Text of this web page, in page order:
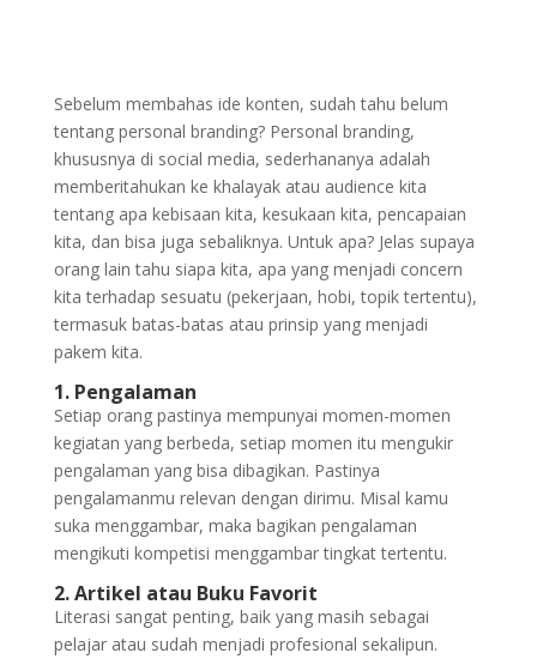
Sebelum membahas ide konten, sudah tahu belum
tentang personal branding? Personal branding,
khususnya di social media, sederhananya adalah
memberitahukan ke khalayak atau audience kita
tentang apa kebisaan kita, kesukaan kita, pencapaian
kita, dan bisa juga sebaliknya. Untuk apa? Jelas supaya
orang lain tahu siapa kita, apa yang menjadi concern
kita terhadap sesuatu (pekerjaan, hobi, topik tertentu),
termasuk batas-batas atau prinsip yang menjadi
pakem kita.
1. Pengalaman
Setiap orang pastinya mempunyai momen-momen
kegiatan yang berbeda, setiap momen itu mengukir
pengalaman yang bisa dibagikan. Pastinya
pengalamanmu relevan dengan dirimu. Misal kamu
suka menggambar, maka bagikan pengalaman
mengikuti kompetisi menggambar tingkat tertentu.
2. Artikel atau Buku Favorit
Literasi sangat penting, baik yang masih sebagai
pelajar atau sudah menjadi profesional sekalipun.